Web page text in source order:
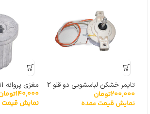
تایمر خشکن لباسشویی دو قلو 2
سیم
200,000تومان
نمایش قیمت عمده
مغزی پروانه 11 خار کوچک
140,000
نمایش قیمت